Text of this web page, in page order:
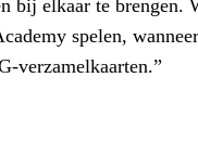
bij elkaar te brengen.
spelen, wanneer
verzamelkaarten.”